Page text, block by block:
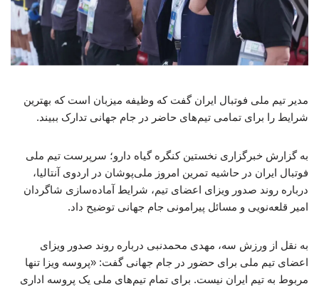
مدیر تیم ملی فوتبال ایران گفت که وظیفه میزبان است که بهترین
شرایط را برای تمامی تیم‌های حاضر در جام جهانی تدارک ببیند.
به گزارش خبرگزاری نخستین کنگره گیاه دارو؛ سرپرست تیم ملی
فوتبال ایران در حاشیه تمرین امروز ملی‌پوشان در اردوی آنتالیا،
درباره روند صدور ویزای اعضای تیم، شرایط آماده‌سازی شاگردان
امیر قلعه‌نویی و مسائل پیرامونی جام جهانی توضیح داد.
به نقل از ورزش سه، مهدی محمدنبی درباره روند صدور ویزای
اعضای تیم ملی برای حضور در جام جهانی گفت: «پروسه ویزا تنها
مربوط به تیم ایران نیست. برای تمام تیم‌های ملی یک پروسه اداری